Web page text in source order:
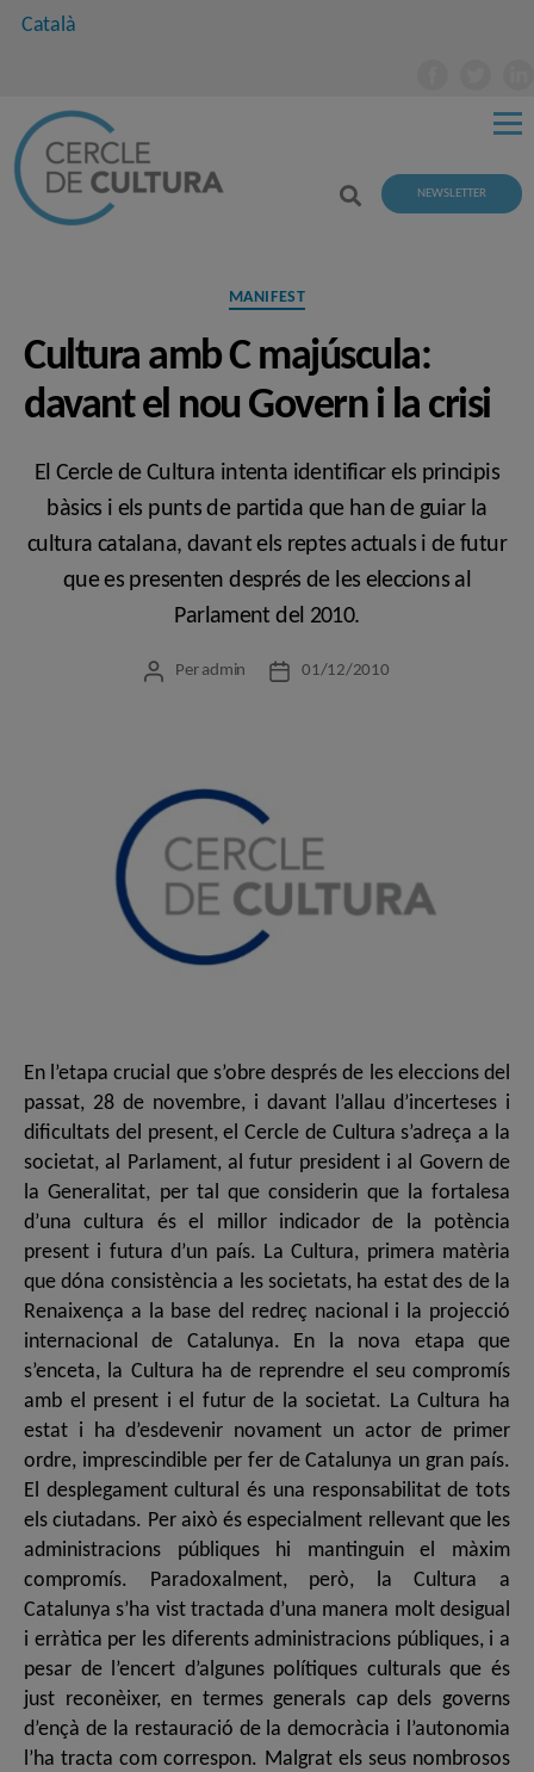
Català
NEWSLETTER
Categories
MANIFEST
Cultura amb C majúscula:
davant el nou Govern i la crisi
El Cercle de Cultura intenta identificar els principis
bàsics i els punts de partida que han de guiar la
cultura catalana, davant els reptes actuals i de futur
que es presenten després de les eleccions al
Parlament del 2010.
Autor
Per admin
Data01/12/2010
En l’etapa crucial que s’obre després de les eleccions del
passat, 28 de novembre, i davant l’allau d’incerteses i
dificultats del present, el Cercle de Cultura s’adreça a la
societat, al Parlament, al futur president i al Govern de
la Generalitat, per tal que considerin que la fortalesa
d’una cultura és el millor indicador de la potència
present i futura d’un país. La Cultura, primera matèria
que dóna consistència a les societats, ha estat des de la
Renaixença a la base del redreç nacional i la projecció
internacional de Catalunya. En la nova etapa que
s’enceta, la Cultura ha de reprendre el seu compromís
amb el present i el futur de la societat. La Cultura ha
estat i ha d’esdevenir novament un actor de primer
ordre, imprescindible per fer de Catalunya un gran país.
El desplegament cultural és una responsabilitat de tots
els ciutadans. Per això és especialment rellevant que les
administracions públiques hi mantinguin el màxim
compromís. Paradoxalment, però, la Cultura a
Catalunya s’ha vist tractada d’una manera molt desigual
i erràtica per les diferents administracions públiques, i a
pesar de l’encert d’algunes polítiques culturals que és
just reconèixer, en termes generals cap dels governs
d’ençà de la restauració de la democràcia i l’autonomia
l’ha tracta com correspon. Malgrat els seus nombrosos